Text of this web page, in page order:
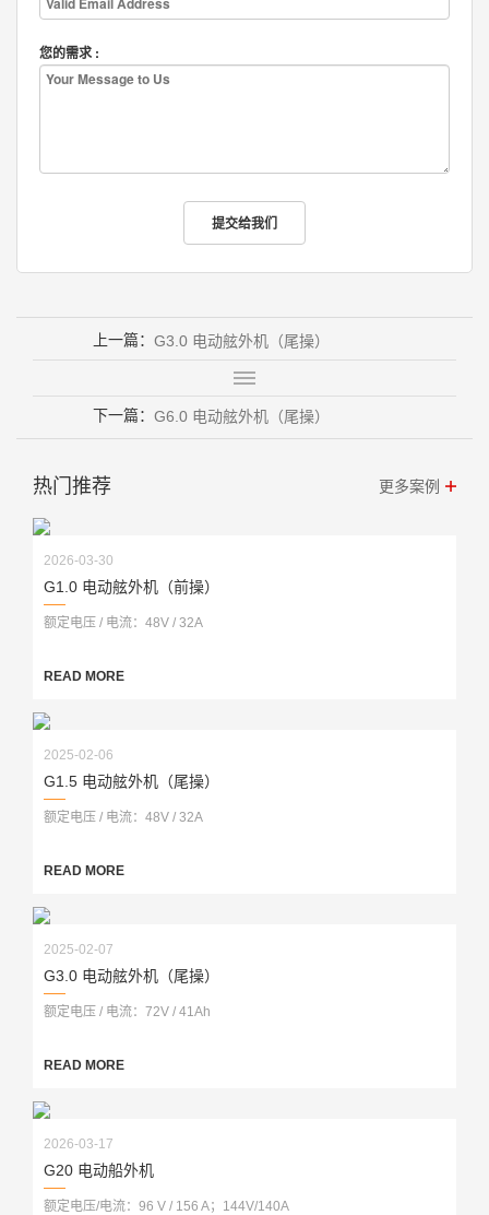
您的需求 :
上一篇： G3.0 电动舷外机（尾操）
下一篇： G6.0 电动舷外机（尾操）
热门推荐 更多案例
2026-03-30
G1.0 电动舷外机（前操）
额定电压 / 电流：48V / 32A
READ MORE
2025-02-06
G1.5 电动舷外机（尾操）
额定电压 / 电流：48V / 32A
READ MORE
2025-02-07
G3.0 电动舷外机（尾操）
额定电压 / 电流：72V / 41Ah
READ MORE
2026-03-17
G20 电动船外机
额定电压/电流：96 V / 156 A；144V/140A